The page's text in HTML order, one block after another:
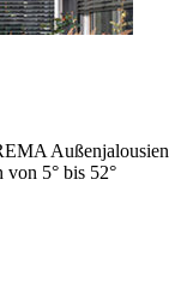
Außenjalousien
von 5° bis 52°